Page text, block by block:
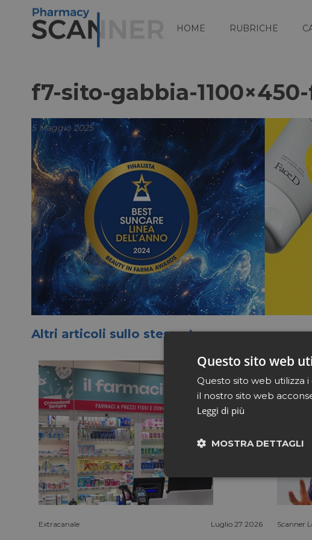
HOME RUBRICHE
f7-sito-gabbia-
5 Maggio 2025
Altri articoli sullo stesso tema
Extracanale Luglio 27 2026 Scanner
Questo sito web
Questo sito web utilizza
il nostro sito web
Leggi di più
MOSTRA DETTAGLI
Necessari